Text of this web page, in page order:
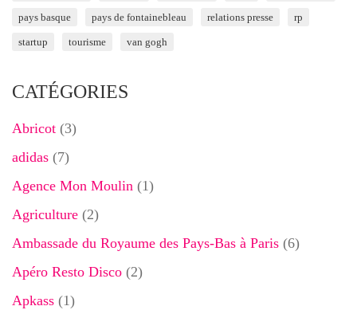
pays basque pays de fontainebleau relations presse rp
startup tourisme van gogh
CATÉGORIES
Abricot (3)
adidas (7)
Agence Mon Moulin (1)
Agriculture (2)
Ambassade du Royaume des Pays-Bas à Paris (6)
Apéro Resto Disco (2)
Apkass (1)